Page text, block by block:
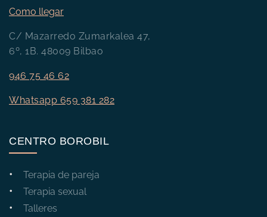
Como llegar
C/ Mazarredo Zumarkalea 47,
6º, 1B. 48009 Bilbao
946 75 46 62
Whatsapp 659 381 282
CENTRO BOROBIL
Terapia de pareja
Terapia sexual
Talleres